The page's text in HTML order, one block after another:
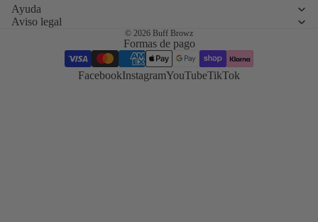
Ayuda
Aviso legal
© 2026 Buff Browz
Formas de pago
FacebookInstagramYouTubeTikTok